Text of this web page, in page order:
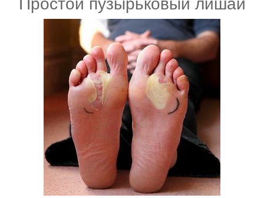
Простой пузырьковый лишай